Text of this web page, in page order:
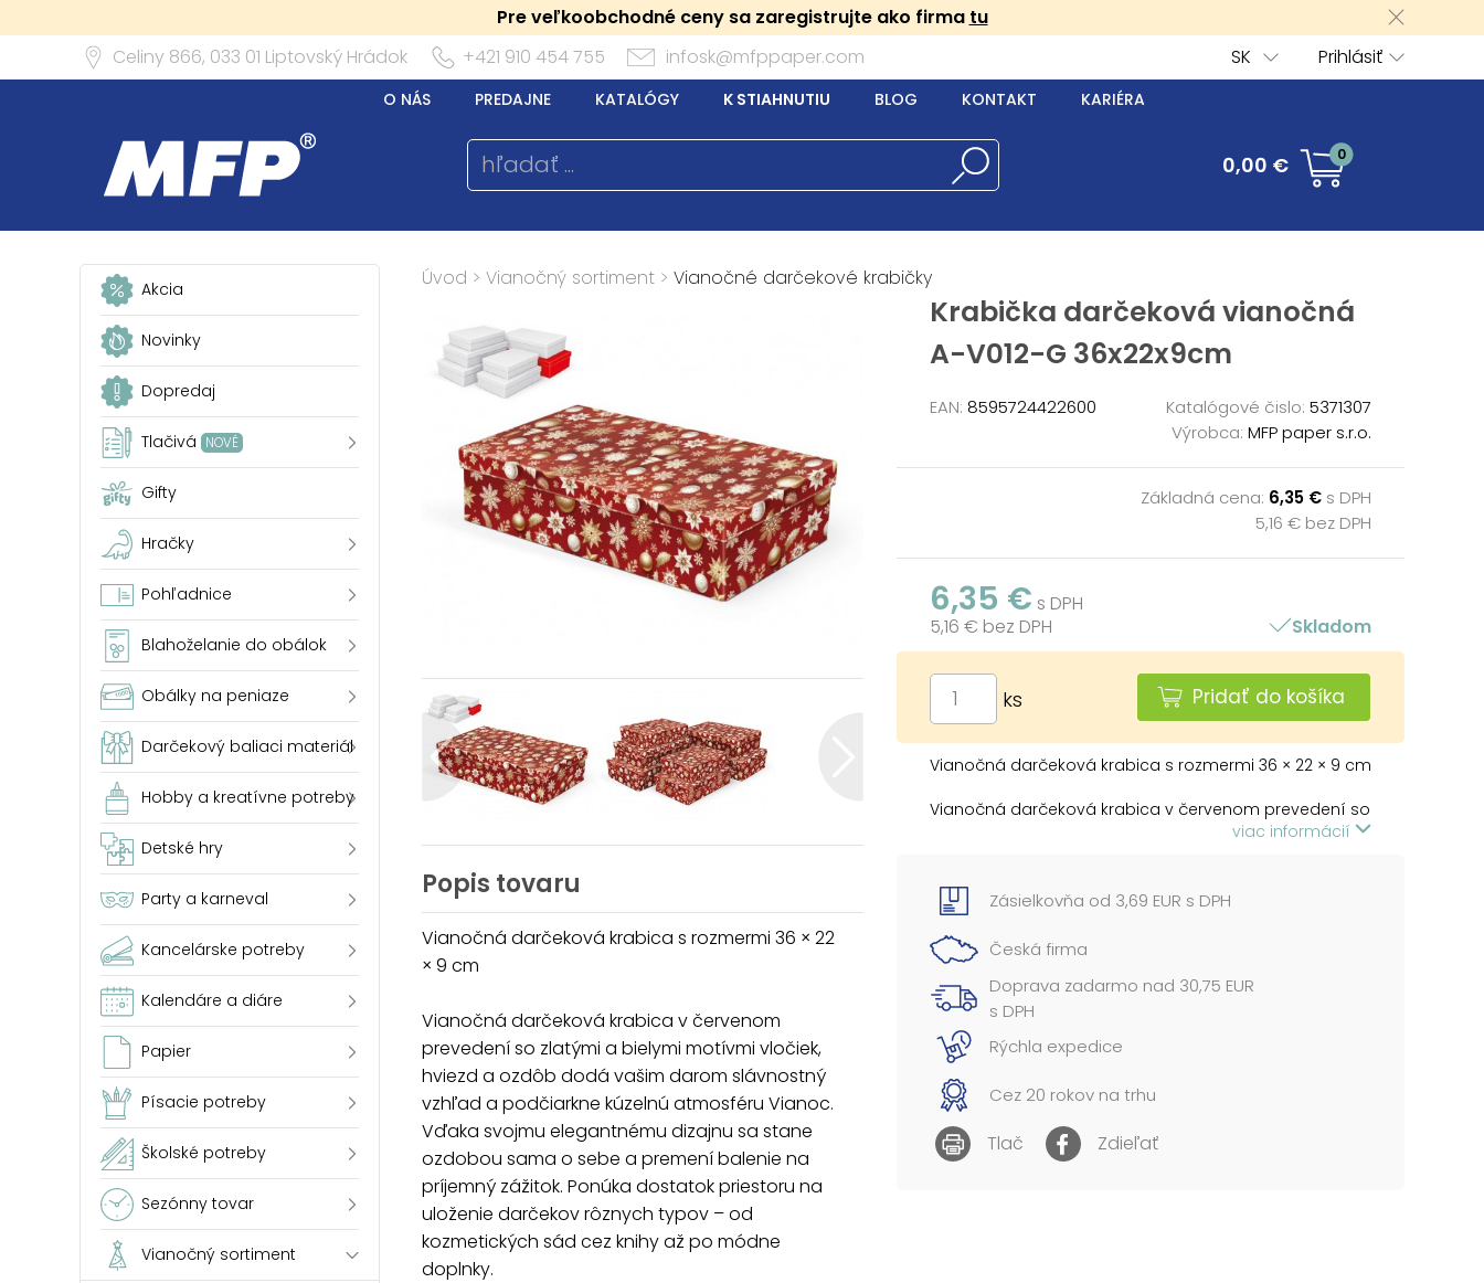
Pre veľkoobchodné ceny sa zaregistrujte ako firma tu
Celiny 866, 033 01 Liptovský Hrádok +421 910 454 755 infosk@mfppaper.com Prihlásiť
SK
O NÁS PREDAJNE KATALÓGY K STIAHNUTIU BLOG KONTAKT KARIÉRA
0,00 € 0
Akcia
Novinky
Dopredaj
Tlačivá NOVÉ
Gifty
Hračky
Pohľadnice
Blahoželanie do obálok
Obálky na peniaze
Darčekový baliaci materiál
Hobby a kreatívne potreby
Detské hry
Party a karneval
Kancelárske potreby
Kalendáre a diáre
Papier
Písacie potreby
Školské potreby
Sezónny tovar
Vianočný sortiment
Úvod > Vianočný sortiment > Vianočné darčekové krabičky
Krabička darčeková vianočná
A-V012-G 36x22x9cm
EAN: 8595724422600 Katalógové čislo: 5371307
Výrobca: MFP paper s.r.o.
Základná cena: 6,35 € s DPH
5,16 € bez DPH
6,35 € s DPH
5,16 € bez DPH
Skladom
ks Pridať do košíka
Vianočná darčeková krabica s rozmermi 36 × 22 × 9 cm
Vianočná darčeková krabica v červenom prevedení so
zlatými a bielymi motívmi vločiek, hviezd a ozdôb dodá
sa stane ozdobou sama o sebe a premení balenie na
príjemný zážitok. Ponúka dostatok priestoru na uloženie
darčekov rôznych typov – od kozmetických sád cez
knihy až po módne doplnky.
Do košíka sa táto položka pridáva vždy ako kompletná
sada 7 krabičiek v jednotnom dizajne a rôznych
veľkostiach. Samostatný predaj nie je možný.
Materiál: 1,5 mm kartón, potiahnutý papierom s
potlačou
SET OBSAHUJE TIETO KRABICE:
viac informácií
Popis tovaru
Vianočná darčeková krabica s rozmermi 36 × 22
× 9 cm
Vianočná darčeková krabica v červenom
prevedení so zlatými a bielymi motívmi vločiek,
hviezd a ozdôb dodá vašim darom slávnostný
vzhľad a podčiarkne kúzelnú atmosféru Vianoc.
Vďaka svojmu elegantnému dizajnu sa stane
ozdobou sama o sebe a premení balenie na
príjemný zážitok. Ponúka dostatok priestoru na
uloženie darčekov rôznych typov – od
kozmetických sád cez knihy až po módne
doplnky.
Zásielkovňa od 3,69 EUR s DPH
Česká firma
Doprava zadarmo nad 30,75 EUR
s DPH
Rýchla expedice
Cez 20 rokov na trhu
Tlač Zdieľať